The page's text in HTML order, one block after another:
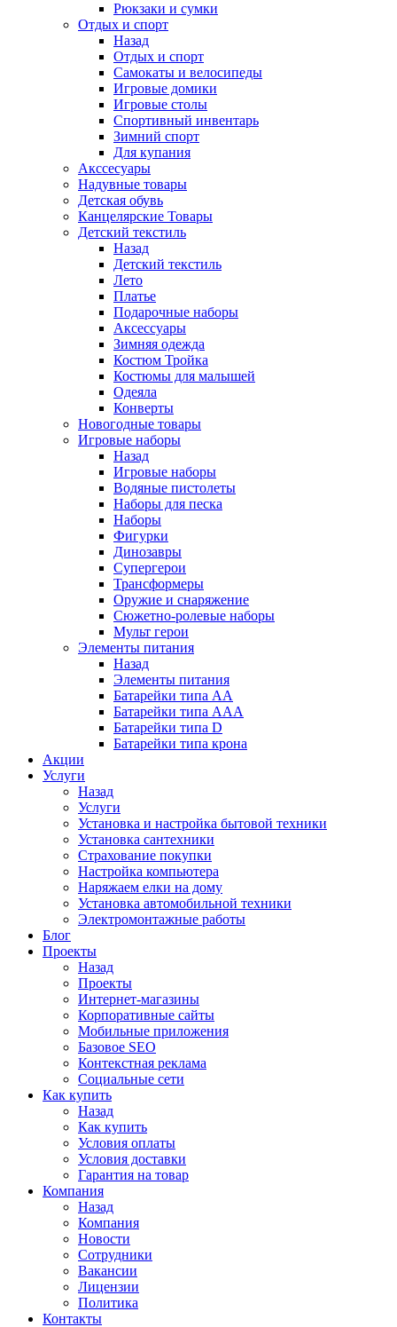
Рюкзаки и сумки
Отдых и спорт
Назад
Отдых и спорт
Самокаты и велосипеды
Игровые домики
Игровые столы
Спортивный инвентарь
Зимний спорт
Для купания
Акссесуары
Надувные товары
Детская обувь
Канцелярские Товары
Детский текстиль
Назад
Детский текстиль
Лето
Платье
Подарочные наборы
Аксессуары
Зимняя одежда
Костюм Тройка
Костюмы для малышей
Одеяла
Конверты
Новогодные товары
Игровые наборы
Назад
Игровые наборы
Водяные пистолеты
Наборы для песка
Наборы
Фигурки
Динозавры
Супергерои
Трансформеры
Оружие и снаряжение
Сюжетно-ролевые наборы
Мульт герои
Элементы питания
Назад
Элементы питания
Батарейки типа АА
Батарейки типа ААА
Батарейки типа D
Батарейки типа крона
Акции
Услуги
Назад
Услуги
Установка и настройка бытовой техники
Установка сантехники
Страхование покупки
Настройка компьютера
Наряжаем елки на дому
Установка автомобильной техники
Электромонтажные работы
Блог
Проекты
Назад
Проекты
Интернет-магазины
Корпоративные сайты
Мобильные приложения
Базовое SEO
Контекстная реклама
Социальные сети
Как купить
Назад
Как купить
Условия оплаты
Условия доставки
Гарантия на товар
Компания
Назад
Компания
Новости
Сотрудники
Вакансии
Лицензии
Политика
Контакты